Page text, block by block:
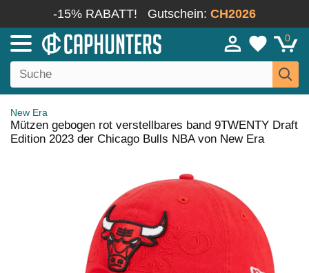
-15% RABATT! Gutschein: CH2026
0
New Era
Mützen gebogen rot verstellbares band 9TWENTY Draft
Edition 2023 der Chicago Bulls NBA von New Era